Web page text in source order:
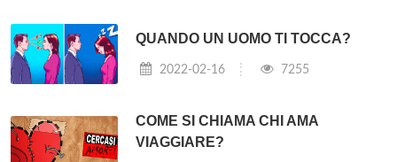
QUANDO UN UOMO TI TOCCA?
2022-02-16 7255
COME SI CHIAMA CHI AMA
VIAGGIARE?